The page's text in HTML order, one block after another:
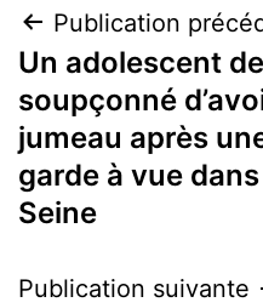
Navigation
de
l’article
Publication
Un adolescent
soupçonné
jumeau après
garde à vue
Seine
Publication suivante